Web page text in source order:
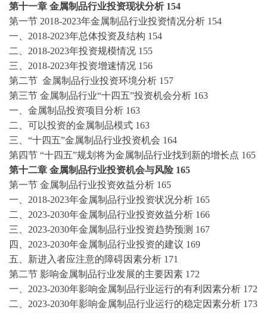
第十一章 金属制品行业投资现状分析 154
第一节 2018-2023年金属制品行业投资情况分析 154
一、 2018-2023年总体投资及结构 154
二、 2018-2023年投资规模情况 155
三、 2018-2023年投资增速情况 156
第二节 金属制品行业投资环境分析 157
第三节 金属制品行业“十四五”投资机会分析 163
一、金属制品投资项目分析 163
二、可以投资的金属制品模式 163
三、 “十四五”金属制品行业投资机会 164
第四节 “十四五”规划将为金属制品行业找到新的增长点 165
第十二章 金属制品行业投资机会与风险 165
第一节 金属制品行业投资效益分析 165
一、 2018-2023年金属制品行业投资状况分析 165
二、 2023-2030年金属制品行业投资效益分析 166
三、 2023-2030年金属制品行业投资趋势预测 167
四、 2023-2030年金属制品行业投资的建议 169
五、新进入者应注意的障碍因素分析 171
第二节 影响金属制品行业发展的主要因素 172
一、 2023-2030年影响金属制品行业运行的有利因素分析 172
二、 2023-2030年影响金属制品行业运行的稳定因素分析 173